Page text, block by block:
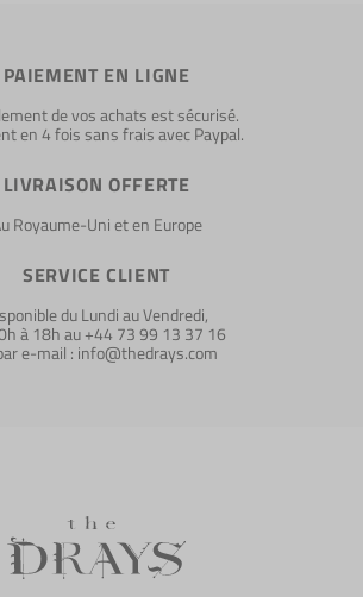
PAIEMENT EN LIGNE
de vos achats est sécurisé.
en 4 fois sans frais avec Paypal.
LIVRAISON OFFERTE
Royaume-Uni et en Europe
SERVICE CLIENT
du Lundi au Vendredi,
à 18h au +44 73 99 13 37 16
e-mail : info@thedrays.com